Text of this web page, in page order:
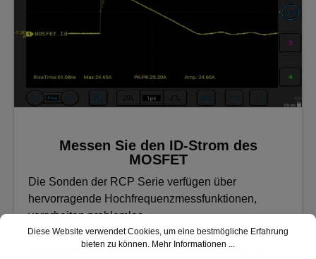
Messen Sie den ID-Strom des
MOSFET
Die Sonden der RCP Serie verfügen über
hervorragende Hochfrequenzmessfunktionen,
verarbeiten problemlos
Hochgeschwindigkeitssignale und sich schnell
ändernde Stromwellenformen und helfen bei der
Diese Website verwendet Cookies, um eine bestmögliche Erfahrung
bieten zu können. Mehr Informationen ...